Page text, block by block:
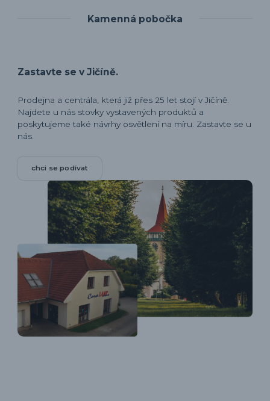
Kamenná pobočka
Zastavte se v Jičíně.
Prodejna a centrála, která již přes 25 let stojí v Jičíně.
Najdete u nás stovky vystavených produktů a
poskytujeme také návrhy osvětlení na míru. Zastavte se u
nás.
chci se podívat